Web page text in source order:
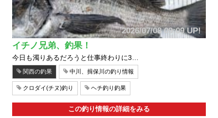
2026/07/08 09:09 UP!
イチノ兄弟、釣果！
今日も濁りあるだろうと仕事終わりに3…
関西の釣果 中川、揖保川の釣り情報
クロダイ(チヌ)釣り ヘチ釣り釣果
この釣り情報の詳細をみる